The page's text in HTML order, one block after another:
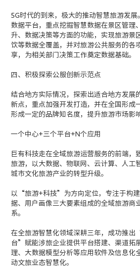
5G时代的到来，极大的推动智慧旅游发
数据平台，重点挖掘智慧数据在景区管理
升、数据决策等方面的功能，实现旅游景
饮等数据全覆盖，并对旅游公共服务的各
享，为相关部门决策工作奠定数据基础。
四、积极探索公服创新示范点
结合地方实际情况，探索出适合地方发展
新点，重点加强开发打造，并在全国形成
形成一定的品牌知名度，提升旅游市场影
一个中心+三个平台+N个应用
巨有科技走在全域旅游运营服务的前端，
旅游，以大数据、物联网、云计算、人工
城市文化旅游产业的转型升级。
以“旅游+科技”为方向定位，专注于构
据、用户画像三大要素组成的全域旅游商
系。
在全旅游智慧化领域深耕三年，成功推
台”赋能涉旅企业提供平台搭建、渠道拓
理、大数据模型分析等应用软件及信息化
动文旅业态智慧化。